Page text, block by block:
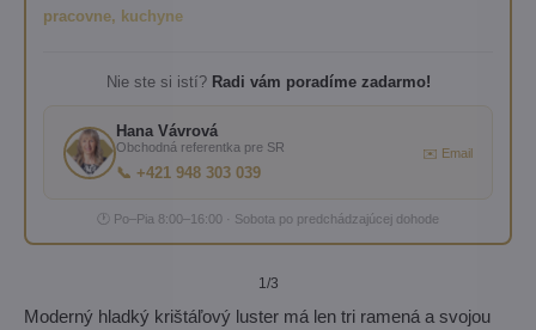
pracovne, kuchyne
Nie ste si istí? Radi vám poradíme zadarmo!
Hana Vávrová
Obchodná referentka pre SR
📞 +421 948 303 039
✉️ Email
🕐 Po–Pia 8:00–16:00 · Sobota po predchádzajúcej dohode
1/3
Moderný hladký krištáľový luster má len tri ramená a svojou